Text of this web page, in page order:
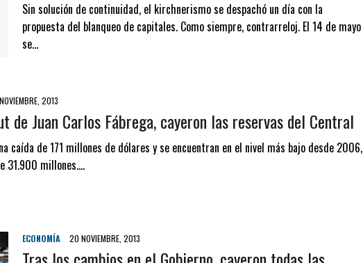
Sin solución de continuidad, el kirchnerismo se despachó un día con la
propuesta del blanqueo de capitales. Como siempre, contrarreloj. El 14 de mayo
se…
2013
de Juan Carlos Fábrega, cayeron las reservas del Central
caída de 171 millones de dólares y se encuentran en el nivel más bajo desde 2006,
31.900 millones….
ECONOMÍA 20 NOVIEMBRE, 2013